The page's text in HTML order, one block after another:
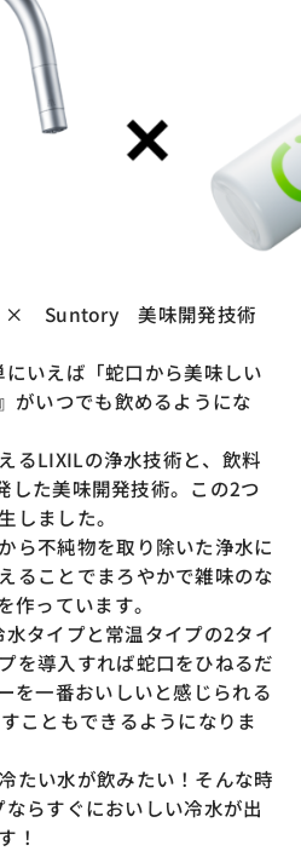
× Suntory 美味開発技術
いえば「蛇口から美味しい
がいつでも飲めるようにな
るLIXILの浄水技術と、飲料
した美味開発技術。この2つ
しました。
ら不純物を取り除いた浄水に
ることでまろやかで雑味のな
作っています。
タイプと常温タイプの2タイ
を導入すれば蛇口をひねるだ
を一番おいしいと感じられる
こともできるようになりま
たい水が飲みたい！そんな時
らすぐにおいしい冷水が出
！